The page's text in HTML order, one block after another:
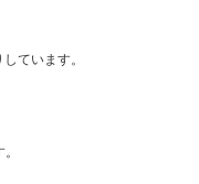
ています。